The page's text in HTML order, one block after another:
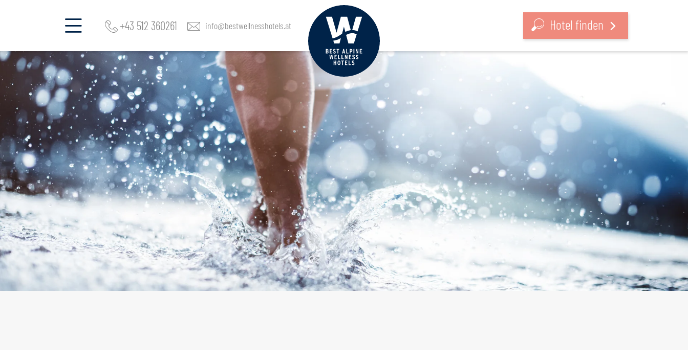
+43 512 360261 info@bestwellnesshotels.at Hotel finden
Jetztanfragen Anreise Abreise Personen
ausblenden